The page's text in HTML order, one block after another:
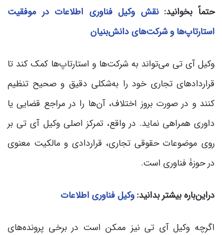
حتماً بخوانید:نقش وکیل فناوری اطلاعات در موفقیت
استارتاپ‌ها و شرکت‌های دانش‌بنیان
وکیل آی تی می‌تواند به شرکت‌ها و استارتاپ‌ها کمک کند تا
قراردادهای تجاری خود را به‌شکلی دقیق و صحیح تنظیم
کنند و در صورت بروز اختلاف، آن‌ها را در مراجع قضایی یا
داوری همراهی نماید. در واقع، تمرکز اصلی وکیل آی تی بر
روی موضوعات حقوقی تجاری، قراردادی و مالکیت معنوی
در حوزۀ فناوری است.
دراین‌باره بیشتر بدانید:وکیل فناوری اطلاعات
اگرچه وکیل آی تی نیز ممکن است در برخی پرونده‌های